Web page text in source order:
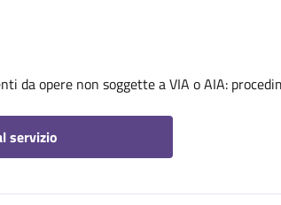
da opere non soggette a VIA o AIA:
servizio